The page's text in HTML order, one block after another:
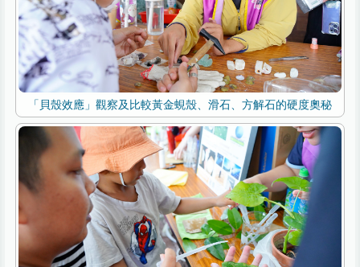
「貝殼效應」觀察及比較黃金蜆殼、滑石、方解石的硬度奧秘